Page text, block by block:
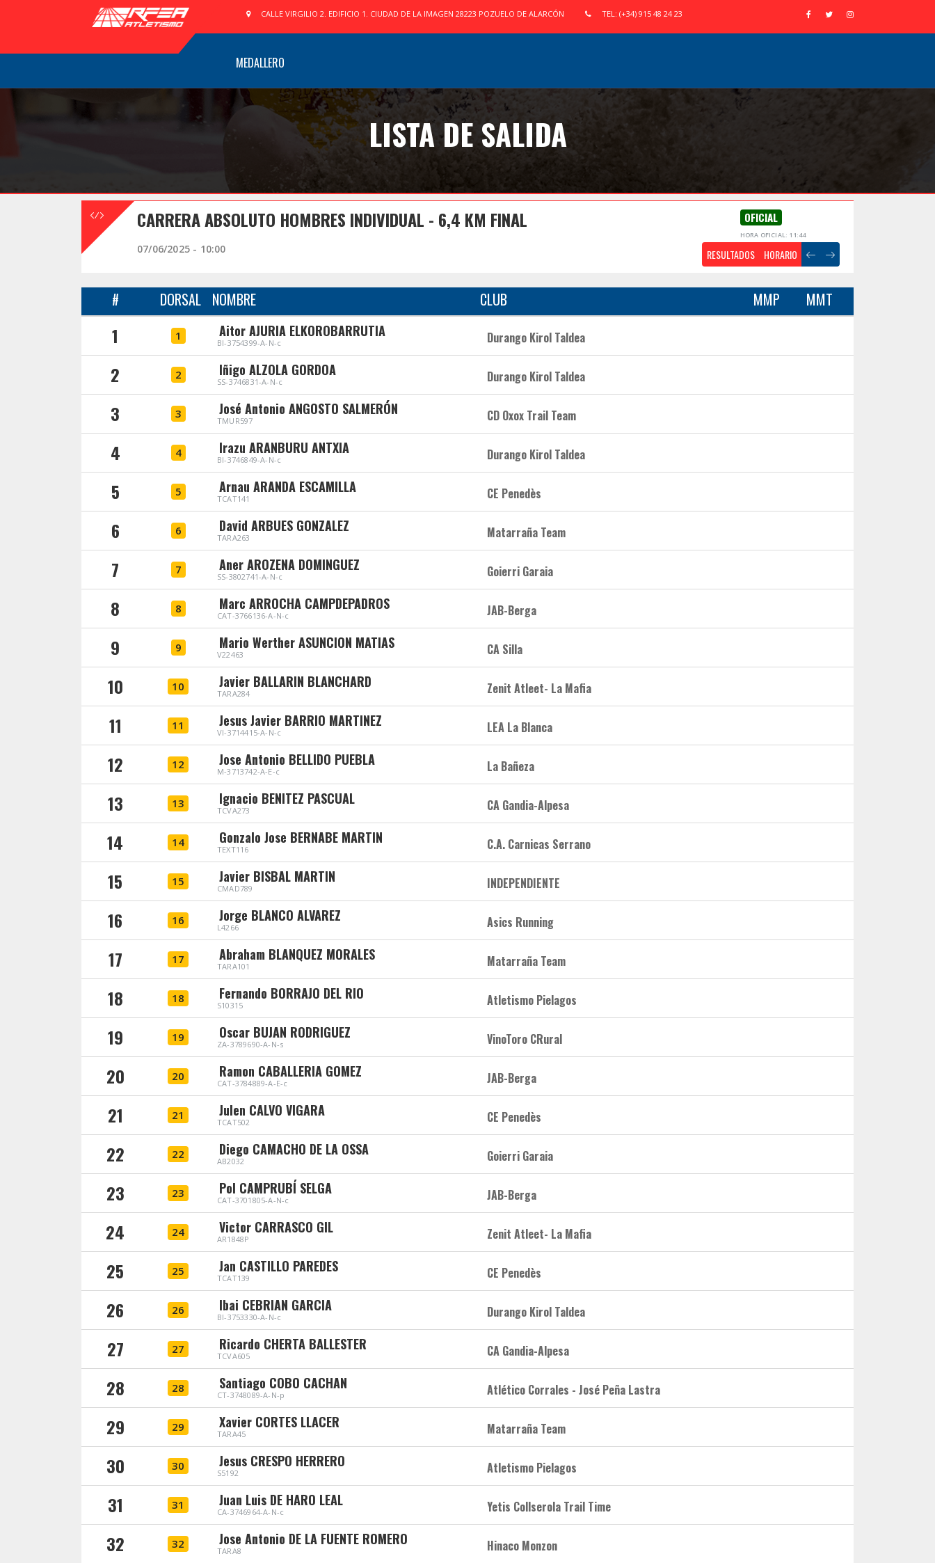
CALLE VIRGILIO 2. EDIFICIO 1. CIUDAD DE LA IMAGEN 28223 POZUELO DE ALARCÓN TEL: (+34) 915 48 24 23
MEDALLERO
LISTA DE SALIDA
CARRERA ABSOLUTO HOMBRES INDIVIDUAL - 6,4 KM FINAL OFICIAL
HORA OFICIAL: 11:44
07/06/2025 - 10:00 RESULTADOS HORARIO
# DORSAL NOMBRE CLUB MMP MMT
1 1 Aitor AJURIA ELKOROBARRUTIA
BI-3754399-A-N-c Durango Kirol Taldea
2 2 Iñigo ALZOLA GORDOA
SS-3746831-A-N-c Durango Kirol Taldea
3 3 José Antonio ANGOSTO SALMERÓN
TMUR597 CD Oxox Trail Team
4 4 Irazu ARANBURU ANTXIA
BI-3746849-A-N-c Durango Kirol Taldea
5 5 Arnau ARANDA ESCAMILLA
TCAT141 CE Penedès
6 6 David ARBUES GONZALEZ
TARA263 Matarraña Team
7 7 Aner AROZENA DOMINGUEZ
SS-3802741-A-N-c Goierri Garaia
8 8 Marc ARROCHA CAMPDEPADROS
CAT-3766136-A-N-c JAB-Berga
9 9 Mario Werther ASUNCION MATIAS
V22463 CA Silla
10 10 Javier BALLARIN BLANCHARD
TARA284 Zenit Atleet- La Mafia
11 11 Jesus Javier BARRIO MARTINEZ
VI-3714415-A-N-c LEA La Blanca
12 12 Jose Antonio BELLIDO PUEBLA
M-3713742-A-E-c La Bañeza
13 13 Ignacio BENITEZ PASCUAL
TCVA273 CA Gandia-Alpesa
14 14 Gonzalo Jose BERNABE MARTIN
TEXT116 C.A. Carnicas Serrano
15 15 Javier BISBAL MARTIN
CMAD789 INDEPENDIENTE
16 16 Jorge BLANCO ALVAREZ
L4266 Asics Running
17 17 Abraham BLANQUEZ MORALES
TARA101 Matarraña Team
18 18 Fernando BORRAJO DEL RIO
S10315 Atletismo Pielagos
19 19 Oscar BUJAN RODRIGUEZ
ZA-3789690-A-N-s VinoToro CRural
20 20 Ramon CABALLERIA GOMEZ
CAT-3784889-A-E-c JAB-Berga
21 21 Julen CALVO VIGARA
TCAT502 CE Penedès
22 22 Diego CAMACHO DE LA OSSA
AB2032 Goierri Garaia
23 23 Pol CAMPRUBÍ SELGA
CAT-3701805-A-N-c JAB-Berga
24 24 Victor CARRASCO GIL
AR1848P Zenit Atleet- La Mafia
25 25 Jan CASTILLO PAREDES
TCAT139 CE Penedès
26 26 Ibai CEBRIAN GARCIA
BI-3753330-A-N-c Durango Kirol Taldea
27 27 Ricardo CHERTA BALLESTER
TCVA605 CA Gandia-Alpesa
28 28 Santiago COBO CACHAN
CT-3748089-A-N-p Atlético Corrales - José Peña Lastra
29 29 Xavier CORTES LLACER
TARA45 Matarraña Team
30 30 Jesus CRESPO HERRERO
S5192 Atletismo Pielagos
31 31 Juan Luis DE HARO LEAL
CA-3746964-A-N-c Yetis Collserola Trail Time
32 32 Jose Antonio DE LA FUENTE ROMERO
TARA8 Hinaco Monzon